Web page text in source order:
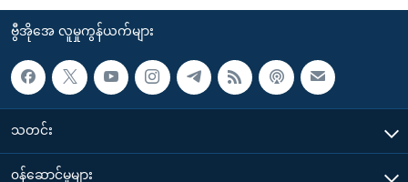
ဗွီအိုအေ လူမှုကွန်ယက်များ
သတင်း
၀န်ဆောင်မှုများ